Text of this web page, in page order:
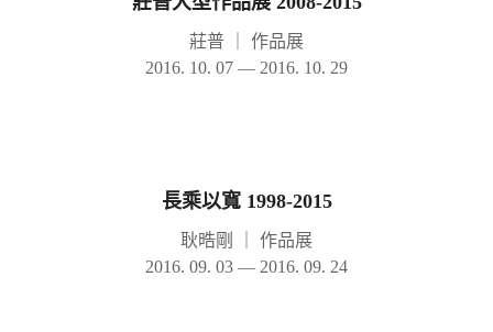
莊普
作品展
2016. 10. 07 — 2016. 10. 29
長乘以寬 1998-2015
耿晧剛
作品展
2016. 09. 03 — 2016. 09. 24